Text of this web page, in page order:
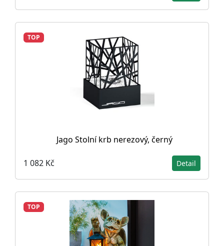
TOP
Jago Stolní krb nerezový, černý
1 082 Kč Detail
TOP